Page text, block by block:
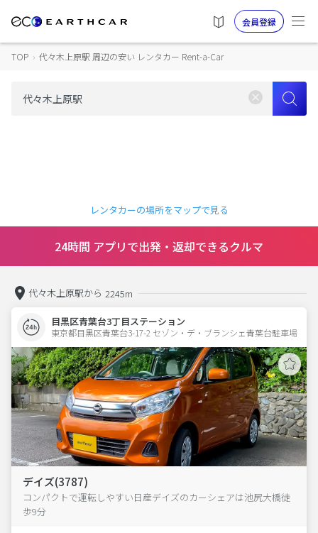
会員登録
TOP › 代々木上原駅 周辺の安い レンタカー Rent-a-Car
レンタカーの場所をマップで見る
24時間 アプリで出発・返却できるクルマ
代々木上原駅から 2245m
目黒区青葉台3丁目ステーション
東京都目黒区青葉台3-17-2 セゾン・デ・ブランシェ青葉台駐車場
デイズ(3787)
コンパクトで運転しやすい日産デイズのカーシェアは池尻大橋徒
歩9分